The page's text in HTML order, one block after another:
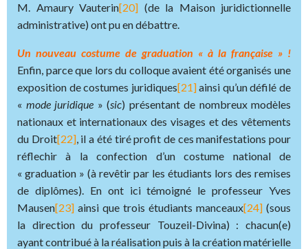
M. Amaury Vauterin[20] (de la Maison juridictionnelle
administrative) ont pu en débattre.
Un nouveau costume de graduation « à la française » !
Enfin, parce que lors du colloque avaient été organisés une
exposition de costumes juridiques[21]ainsi qu’un défilé de
« mode juridique » (sic) présentant de nombreux modèles
nationaux et internationaux des visages et des vêtements
du Droit[22], il a été tiré profit de ces manifestations pour
réflechir à la confection d’un costume national de
« graduation » (à revêtir par les étudiants lors des remises
de diplômes). En ont ici témoigné le professeur Yves
Mausen[23] ainsi que trois étudiants manceaux[24] (sous
la direction du professeur Touzeil-Divina) : chacun(e)
ayant contribué à la réalisation puis à la création matérielle